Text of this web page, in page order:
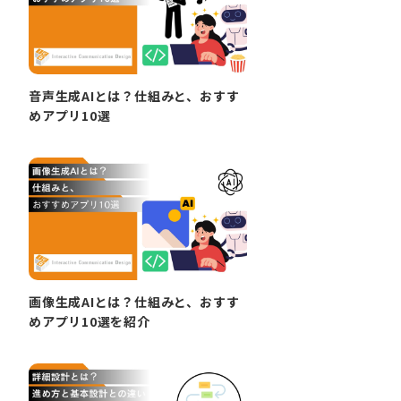
音声生成AIとは？仕組みと、おすす
めアプリ10選
画像生成AIとは？仕組みと、おすす
めアプリ10選を紹介